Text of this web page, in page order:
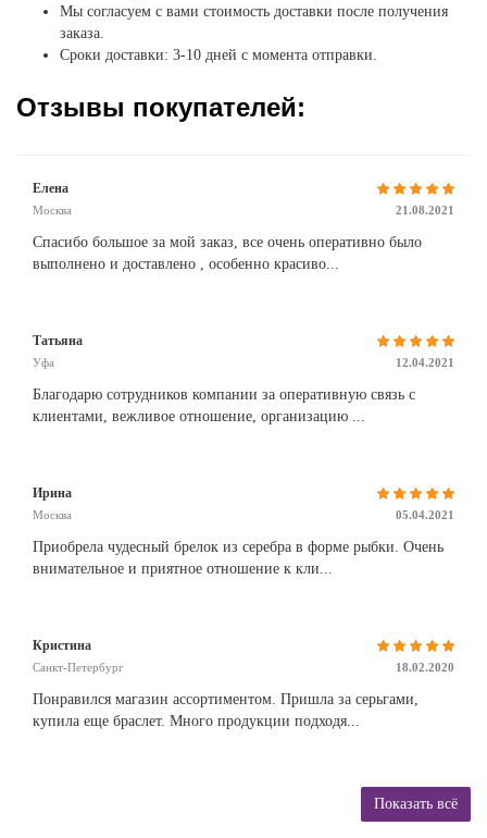
Мы согласуем с вами стоимость доставки после получения
заказа.
Сроки доставки: 3-10 дней с момента отправки.
Отзывы покупателей:
Елена
Москва 21.08.2021
Спасибо большое за мой заказ, все очень оперативно было
выполнено и доставлено , особенно красиво...
Татьяна
Уфа 12.04.2021
Благодарю сотрудников компании за оперативную связь с
клиентами, вежливое отношение, организацию ...
Ирина
Москва 05.04.2021
Приобрела чудесный брелок из серебра в форме рыбки. Очень
внимательное и приятное отношение к кли...
Кристина
Санкт-Петербург 18.02.2020
Понравился магазин ассортиментом. Пришла за серьгами,
купила еще браслет. Много продукции подходя...
Показать всё